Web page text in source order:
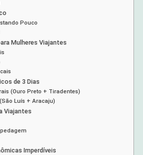
Pouco
Mulheres Viajantes
de 3 Dias
(Ouro Preto + Tiradentes)
Luís + Aracaju)
Viajantes
Imperdíveis